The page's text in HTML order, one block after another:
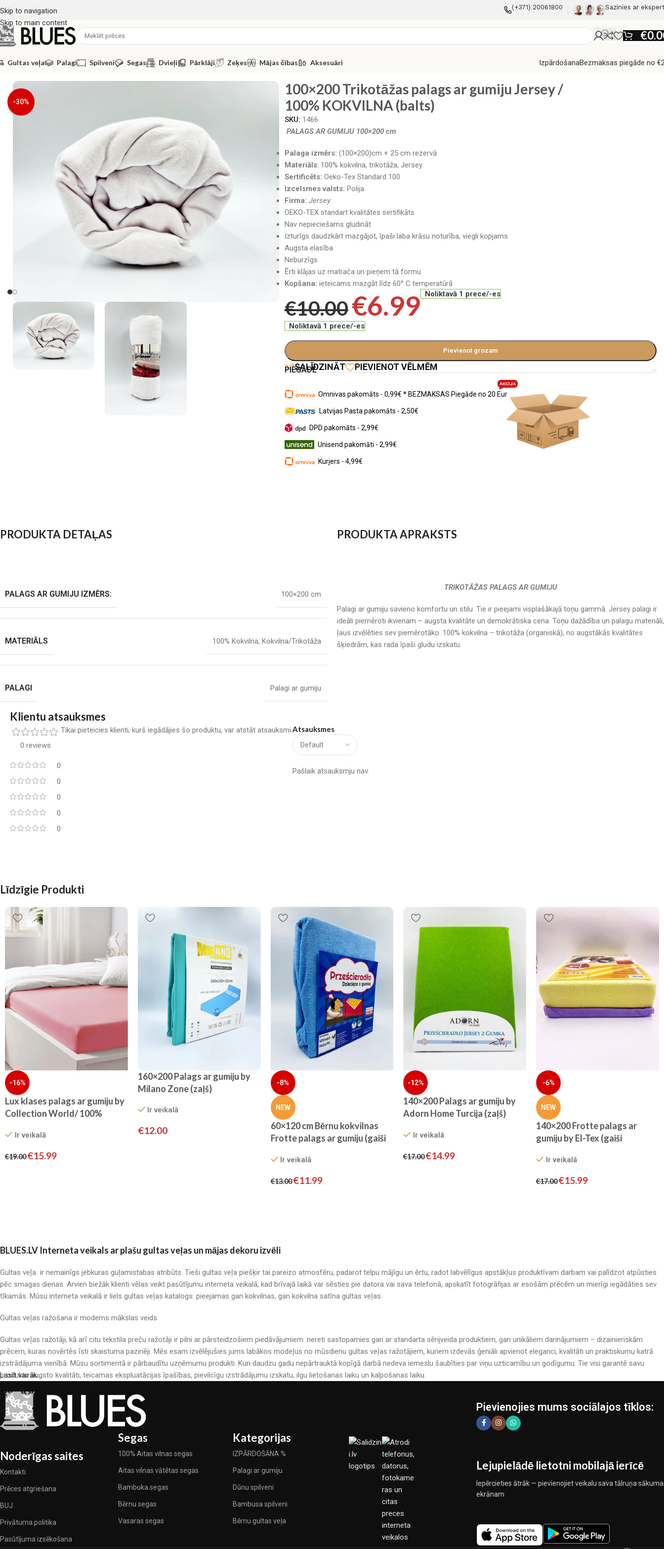
Skip to navigation
Skip to main content
(+371) 20061800 Sazinies ar
€
Gultas veļa Palagi Spilveni Segas Dvieļi Pārklāji Zeķes Mājas čības Aksesuāri IzpārdošanaBezmaksas piegāde no
Gultas veļa Palagi ar gumiju/100×200 Trikotāžas palags ar gumiju Jersey / 100% KOKVILNA (balts)
-30%
100×200 Trikotāžas palags ar gumiju Jersey /
100% KOKVILNA (balts)
SKU: 1466
PALAGS AR GUMIJU 100×200 cm
Palaga izmērs: (100×200)cm + 25 cm rezervā
Materiāls: 100% kokvilna, trikotāža, Jersey
Sertificēts: Oeko-Tex Standard 100
Izcelsmes valsts: Polija
Firma: Jersey
OEKO-TEX standart kvalitātes sertifikāts
Nav nepieciešams gludināt
Izturīgs daudzkārt mazgājot, īpaši laba krāsu noturība, viegli kopjams
Augsta elasība
Neburzīgs
Ērti klājas uz matrača un pieņem tā formu
Kopšana: ieteicams mazgāt līdz 60° C temperatūrā
€10.00€6.99 Noliktavā 1 prece/-es
Noliktavā 1 prece/-es
Pievienot grozam
SALĪDZINĀT PIEVIENOT VĒLMĒM
PIEGĀDE
Omnivas pakomāts - 0,99€ * BEZMAKSAS Piegāde no 20 Eur
AKCIJA
Latvijas Pasta pakomāts - 2,50€
DPD pakomāts - 2,99€
Unisend pakomāti - 2,99€
Kurjers - 4,99€
PRODUKTA DETAĻAS
PALAGS AR GUMIJU IZMĒRS: 100×200 cm
MATERIĀLS 100% Kokvilna, Kokvilna/Trikotāža
PALAGI Palagi ar gumiju
PRODUKTA APRAKSTS
TRIKOTĀŽAS PALAGS AR GUMIJU
Palagi ar gumiju savieno komfortu un stilu. Tie ir pieejami visplašākajā toņu gammā. Jersey palagi ir
ideāli piemēroti ikvienam – augsta kvalitāte un demokrātiska cena. Toņu dažādība un palagu materiāli,
ļaus izvēlēties sev piemērotāko. 100% kokvilna – trikotāža (organiskā), no augstākās kvalitātes
šķiedrām, kas rada īpaši gludu izskatu.
Klientu atsauksmes
0 reviews
0
0
0
0
0
Atsauksmes
Pašlaik atsauksmju nav.
Tikai pieteicies klienti, kurš iegādājies šo produktu, var atstāt atsauksmi.
Līdzīgie Produkti
-16%
Lux klases palags ar gumiju by
Collection World/ 100%
Ir veikalā
€19.00€15.99
160×200 Palags ar gumiju by
Milano Zone (zaļš)
Ir veikalā
€12.00
-8%
NEW
60×120 cm Bērnu kokvilnas
Frotte palags ar gumiju (gaiši
Ir veikalā
€13.00 €11.99
-12%
140×200 Palags ar gumiju by
Adorn Home Turcija (zaļš)
Ir veikalā
€17.00€14.99
-6%
NEW
140×200 Frotte palags ar
gumiju by El-Tex (gaiši
Ir veikalā
€17.00€15.99
BLUES.LV Interneta veikals ar plašu gultas veļas un mājas dekoru izvēli
Gultas veļa ir nemainīgs jebkuras guļamistabas atribūts. Tieši gultas veļa piešķir tai pareizo atmosfēru, padarot telpu mājīgu un ērtu, radot labvēlīgus apstākļus produktīvam darbam vai palīdzot atpūsties
pēc smagas dienas. Arvien biežāk klienti vēlas veikt pasūtījumu interneta veikalā, kad brīvajā laikā var sēsties pie datora vai sava telefonā, apskatīt fotogrāfijas ar esošām prēcēm un mierīgi iegādāties sev
tīkamās. Mūsu interneta veikalā ir liels gultas veļas katalogs: pieejamas gan kokvilnas, gan kokvilna satīna gultas veļas.
Gultas veļas ražošana ir moderns mākslas veids
Gultas veļas ražotāji, kā arī citu tekstila preču ražotāji ir pilni ar pārsteidzošiem piedāvājumiem: nereti sastopamies gan ar standarta sērijveida produktiem, gan unikāliem darinājumiem – dizainieriskām
prēcem, kuras novērtēs īsti skaistuma pazinēji. Mēs esam izvēlējušies jums labākos modeļus no mūsdienu gultas veļas ražotājiem, kuriem izdevās ģeniāli apvienot eleganci, kvalitāti un praktiskumu katrā
izstrādājuma vienībā. Mūsu sortimentā ir pārbaudītu uzņēmumu produkti. Kuri daudzu gadu nepārtrauktā kopīgā darbā nedeva iemeslu šaubīties par viņu uzticamību un godīgumu. Tie visi garantē savu
produktu augsto kvalitāti, teicamas ekspluatācijas īpašības, pievilcīgu izstrādājumu izskatu, ilgu lietošanas laiku un kalpošanas laiku.
Lasīt vairāk...
Noderīgas saites
Kontakti
Prēces atgriešana
BUJ
Privātuma politika
Pasūtījuma izsēkošana
Segas
100% Aitas vilnas segas
Aitas vilnas vātētas segas
Bambuka segas
Bērnu segas
Vasaras segas
Kategorijas
IZPĀRDOŠĀNA %
Palagi ar gumiju
Dūnu spilveni
Bambusa spilveni
Bērnu gultas veļa
Pievienojies mums sociālajos tīklos:
Lejupielādē lietotni mobilajā ierīcē
Iepērcieties ātrāk — pievienojiet veikalu sava tālruņa sākuma
ekrānam